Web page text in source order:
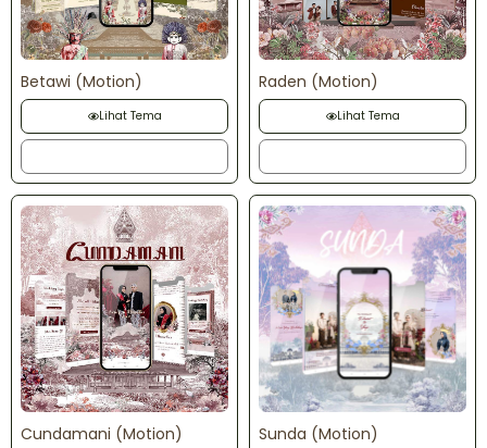
Betawi (Motion)
Lihat Tema
Raden (Motion)
Lihat Tema
Cundamani (Motion) Sunda (Motion)